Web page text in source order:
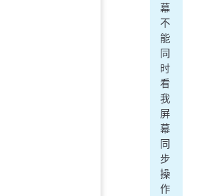
幕
不
能
同
时
看
我
屏
幕
同
步
操
作